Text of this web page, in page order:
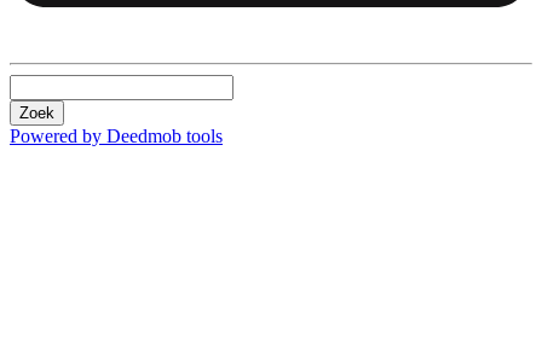
Zoek
Powered by Deedmob tools